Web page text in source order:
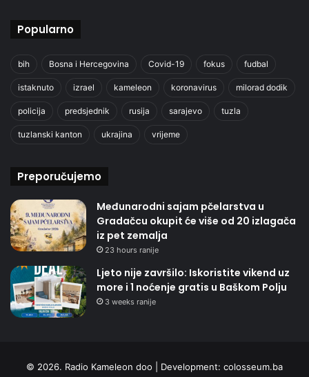
Popularno
bih Bosna i Hercegovina Covid-19 fokus fudbal
istaknuto izrael kameleon koronavirus milorad dodik
policija predsjednik rusija sarajevo tuzla
tuzlanski kanton ukrajina vrijeme
Preporučujemo
Međunarodni sajam pčelarstva u
Gradačcu okupit će više od 20 izlagača
iz pet zemalja
23 hours ranije
Ljeto nije završilo: Iskoristite vikend uz
more i 1 noćenje gratis u Baškom Polju
3 weeks ranije
© 2026. Radio Kameleon doo | Development: colosseum.ba